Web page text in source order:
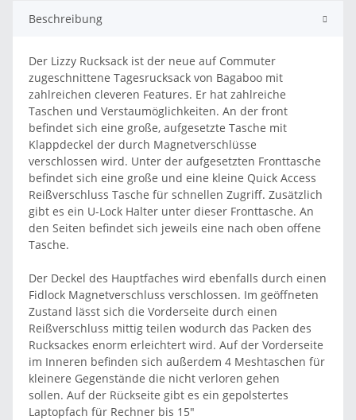
Beschreibung
Der Lizzy Rucksack ist der neue auf Commuter
zugeschnittene Tagesrucksack von Bagaboo mit
zahlreichen cleveren Features. Er hat zahlreiche
Taschen und Verstaumöglichkeiten. An der front
befindet sich eine große, aufgesetzte Tasche mit
Klappdeckel der durch Magnetverschlüsse
verschlossen wird. Unter der aufgesetzten Fronttasche
befindet sich eine große und eine kleine Quick Access
Reißverschluss Tasche für schnellen Zugriff. Zusätzlich
gibt es ein U-Lock Halter unter dieser Fronttasche. An
den Seiten befindet sich jeweils eine nach oben offene
Tasche.
Der Deckel des Hauptfaches wird ebenfalls durch einen
Fidlock Magnetverschluss verschlossen. Im geöffneten
Zustand lässt sich die Vorderseite durch einen
Reißverschluss mittig teilen wodurch das Packen des
Rucksackes enorm erleichtert wird. Auf der Vorderseite
im Inneren befinden sich außerdem 4 Meshtaschen für
kleinere Gegenstände die nicht verloren gehen
sollen. Auf der Rückseite gibt es ein gepolstertes
Laptopfach für Rechner bis 15"